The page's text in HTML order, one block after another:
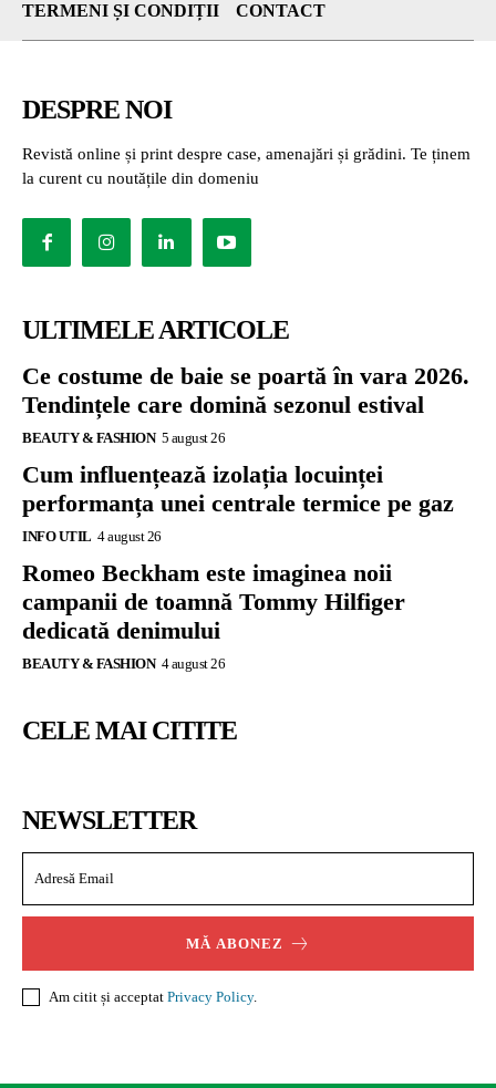
TERMENI ȘI CONDIȚII
CONTACT
DESPRE NOI
Revistă online și print despre case, amenajări și grădini. Te ținem
la curent cu noutățile din domeniu
ULTIMELE ARTICOLE
Ce costume de baie se poartă în vara 2026.
Tendințele care domină sezonul estival
BEAUTY & FASHION 5 august 26
Cum influențează izolația locuinței
performanța unei centrale termice pe gaz
INFO UTIL 4 august 26
Romeo Beckham este imaginea noii
campanii de toamnă Tommy Hilfiger
dedicată denimului
BEAUTY & FASHION 4 august 26
CELE MAI CITITE
NEWSLETTER
MĂ ABONEZ
Am citit și acceptat Privacy Policy.